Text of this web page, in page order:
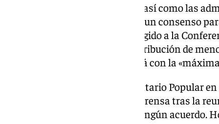
El Gobierno, el Partido Popular, así como las
Ceuta, no han logrado alcanzar un consenso
. Por ello, se han dirigido a la
Adolescencia para tratar la distribución de
acompañados, que se convocará con la
El portavoz del Grupo Parlamentario Popular
lamentó en declaraciones a la prensa tras la
«lamentablemente, no existe ningún acuerdo.